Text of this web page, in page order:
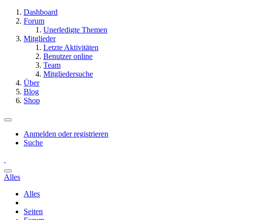
Dashboard
Forum
Unerledigte Themen
Mitglieder
Letzte Aktivitäten
Benutzer online
Team
Mitgliedersuche
Über
Blog
Shop
Anmelden oder registrieren
Suche
Alles
Alles
Seiten